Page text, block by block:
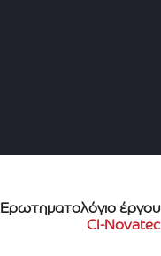
Ερωτηματολόγιο έργου
CI-Novatec